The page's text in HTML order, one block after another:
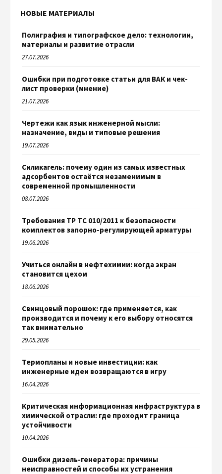
НОВЫЕ МАТЕРИАЛЫ
Полиграфия и типографское дело: технологии,
материалы и развитие отрасли
27.07.2026
Ошибки при подготовке статьи для ВАК и чек-
лист проверки (мнение)
21.07.2026
Чертежи как язык инженерной мысли:
назначение, виды и типовые решения
19.07.2026
Силикагель: почему один из самых известных
адсорбентов остаётся незаменимым в
современной промышленности
08.07.2026
Требования ТР ТС 010/2011 к безопасности
комплектов запорно-регулирующей арматуры
19.06.2026
Учиться онлайн в нефтехимии: когда экран
становится цехом
18.06.2026
Свинцовый порошок: где применяется, как
производится и почему к его выбору относятся
так внимательно
29.05.2026
Термопланы и новые инвестиции: как
инженерные идеи возвращаются в игру
16.04.2026
Критическая информационная инфраструктура в
химической отрасли: где проходит граница
устойчивости
10.04.2026
Ошибки дизель-генератора: причины
неисправностей и способы их устранения